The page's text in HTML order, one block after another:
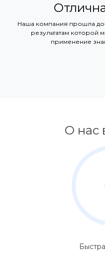
Наша компания прошла
результатам которой
применение
О нас